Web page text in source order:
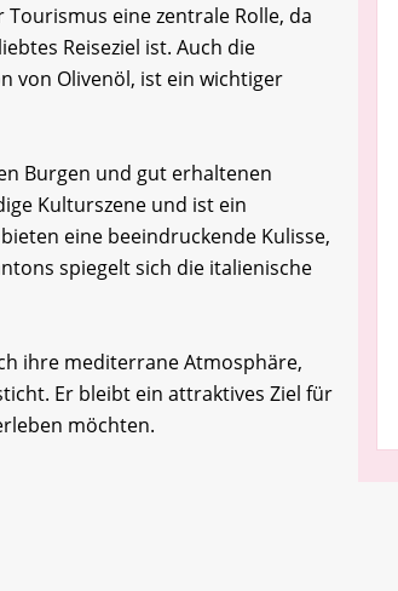
eine zentrale Rolle, da
Reiseziel ist. Auch die
von Olivenöl, ist ein wichtiger
Burgen und gut erhaltenen
Kulturszene und ist ein
eine beeindruckende Kulisse,
spiegelt sich die italienische
ihre mediterrane Atmosphäre,
Er bleibt ein attraktives Ziel für
möchten.